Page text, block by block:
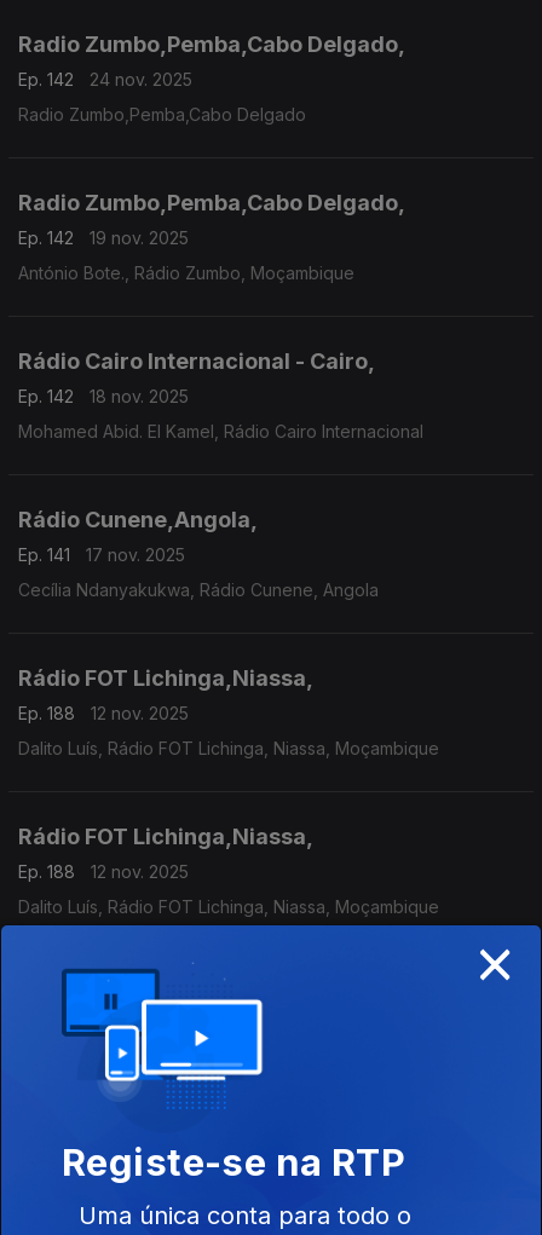
Radio Zumbo,Pemba,Cabo Delgado,
Ep. 142
24 nov. 2025
Radio Zumbo,Pemba,Cabo Delgado
Radio Zumbo,Pemba,Cabo Delgado,
Ep. 142
19 nov. 2025
António Bote., Rádio Zumbo, Moçambique
Rádio Cairo Internacional - Cairo,
Ep. 142
18 nov. 2025
Mohamed Abid. El Kamel, Rádio Cairo Internacional
Rádio Cunene,Angola,
Ep. 141
17 nov. 2025
Cecília Ndanyakukwa, Rádio Cunene, Angola
Rádio FOT Lichinga,Niassa,
Ep. 188
12 nov. 2025
Dalito Luís, Rádio FOT Lichinga, Niassa, Moçambique
Rádio FOT Lichinga,Niassa,
Ep. 188
12 nov. 2025
Dalito Luís, Rádio FOT Lichinga, Niassa, Moçambique
Rádio Cairo Internacional - Cairo,
Ep. 142
11 nov. 2025
Mohamed Abid. El Kamel, Rádio Cairo Internacional
Rádio Comunitária da Ribeira Brava,
07 nov. 2025
Walter Marcos, da Rádio Comunitária da Ribeira Brava,
×
Registe-se na RTP
Uma única conta para todo o